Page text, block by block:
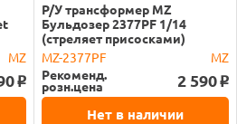
MZ
o
Р/У трансформер MZ
Бульдозер 2377PF 1/14
(стреляет присосками)
MZ-2377PF
MZ
Рекоменд.
розн.цена 2 590 o
Нет в наличии